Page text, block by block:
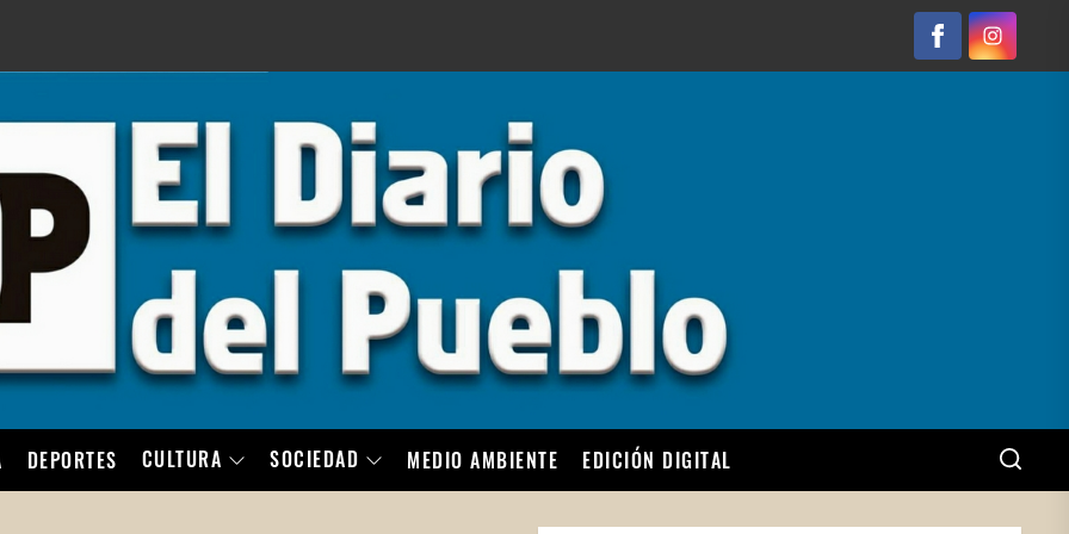
FacebookInstagram
DEPORTES CULTURA SOCIEDAD MEDIO AMBIENTE EDICIÓN DIGITAL